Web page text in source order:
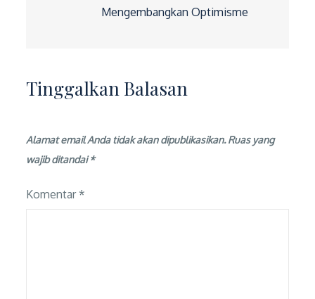
Mengembangkan Optimisme
Tinggalkan Balasan
Alamat email Anda tidak akan dipublikasikan. Ruas yang
wajib ditandai*
Komentar *